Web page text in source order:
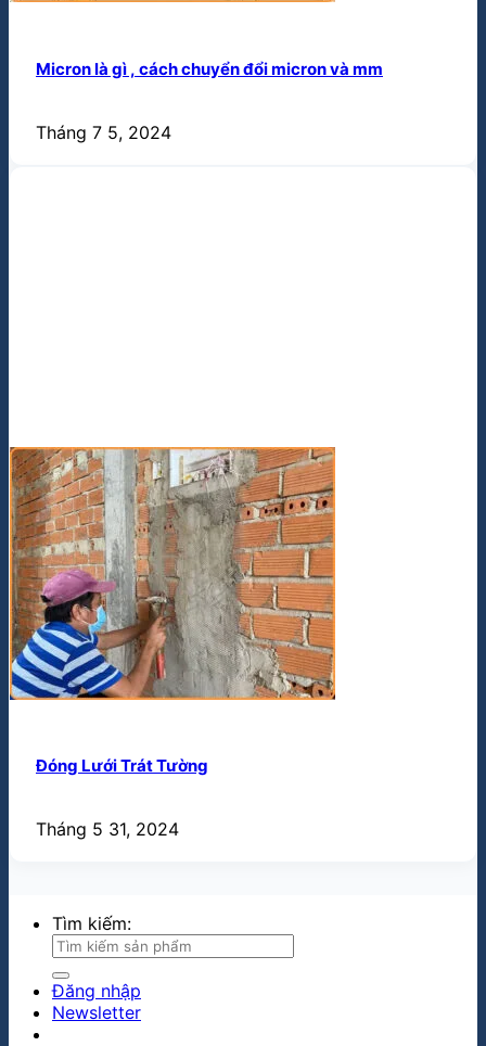
Micron là gì , cách chuyển đổi micron và mm
Tháng 7 5, 2024
Đóng Lưới Trát Tường
Tháng 5 31, 2024
Tìm kiếm:
Đăng nhập
Newsletter